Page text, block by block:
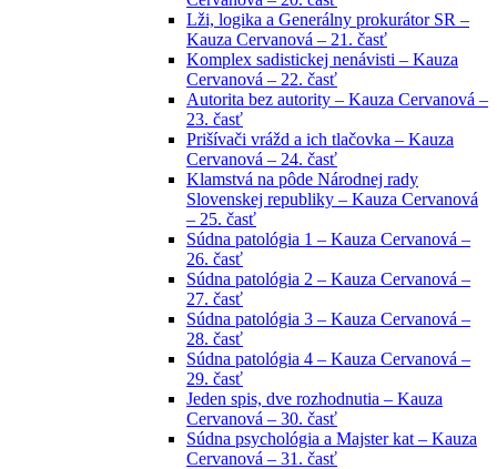
Lži, logika a Generálny prokurátor SR –
Kauza Cervanová – 21. časť
Komplex sadistickej nenávisti – Kauza
Cervanová – 22. časť
Autorita bez autority – Kauza Cervanová –
23. časť
Prišívači vrážd a ich tlačovka – Kauza
Cervanová – 24. časť
Klamstvá na pôde Národnej rady
Slovenskej republiky – Kauza Cervanová
– 25. časť
Súdna patológia 1 – Kauza Cervanová –
26. časť
Súdna patológia 2 – Kauza Cervanová –
27. časť
Súdna patológia 3 – Kauza Cervanová –
28. časť
Súdna patológia 4 – Kauza Cervanová –
29. časť
Jeden spis, dve rozhodnutia – Kauza
Cervanová – 30. časť
Súdna psychológia a Majster kat – Kauza
Cervanová – 31. časť